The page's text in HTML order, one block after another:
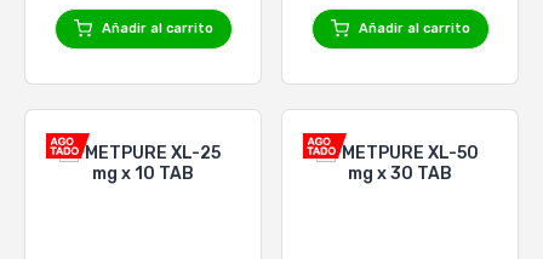
Añadir al carrito Añadir al carrito